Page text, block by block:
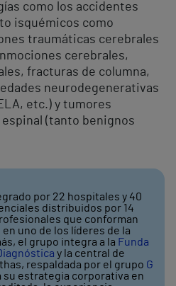
como los accidentes
isquémicos como
traumáticas cerebrales
cerebrales,
fracturas de columna,
neurodegenerativas
etc.) y tumores
(tanto benignos
por 22 hospitales y 40
distribuidos por 14
que conforman
uno de los líderes de la
el grupo integra a la Funda
y la central de
respaldada por el grupo G
su estrategia corporativa en